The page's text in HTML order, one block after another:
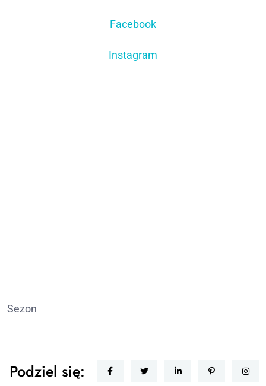
Facebook
Instagram
Sezon
Podziel się: